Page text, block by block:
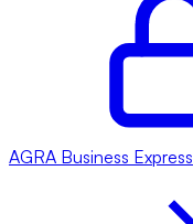
AGRA Business Express